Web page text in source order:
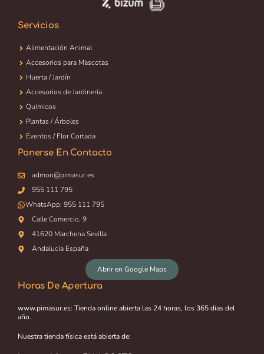
Servicios
Alimentación Animal
Accesorios para Mascotas
Huerta / Jardín
Accesorios de Jardinería
Químicos
Plantas / Árboles
Eventos / Flor Cortada
Ponerse En Contacto
admon@pimasur.es
955 111 795
WhatsApp: 955 111 795
Calle Comercio, 9
41620 Marchena Sevilla
Andalucía España
Abrir en Google Maps
Horas De Apertura
www.pimasur.es: Tienda online abierta las 24 horas, los 365 días del
año.
Nuestra tienda física está abierta de: